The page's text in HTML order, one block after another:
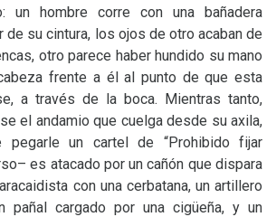
un hombre corre con una bañadera
de su cintura, los ojos de otro acaban de
otro parece haber hundido su mano
frente a él al punto de que esta
a través de la boca. Mientras tanto,
el andamio que cuelga desde su axila,
un cartel de “Prohibido fijar
es atacado por un cañón que dispara
con una cerbatana, un artillero
pañal cargado por una cigüeña, y un